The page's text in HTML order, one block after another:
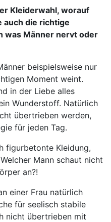
Kleiderwahl, worauf
auch die richtige
was Männer nervt oder
beispielsweise nur
Moment weint.
in der Liebe alles
Wunderstoff. Natürlich
übertrieben werden,
für jeden Tag.
figurbetonte Kleidung,
Mann schaut nicht
an?!
einer Frau natürlich
für seelisch stabile
nicht übertrieben mit